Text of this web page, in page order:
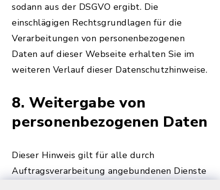
sodann aus der DSGVO ergibt. Die
einschlägigen Rechtsgrundlagen für die
Verarbeitungen von personenbezogenen
Daten auf dieser Webseite erhalten Sie im
weiteren Verlauf dieser Datenschutzhinweise.
8. Weitergabe von
personenbezogenen Daten
Dieser Hinweis gilt für alle durch
Auftragsverarbeitung angebundenen Dienste